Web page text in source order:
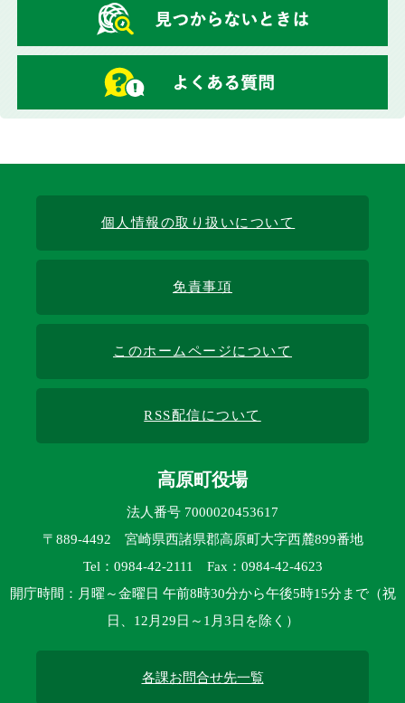
個人情報の取り扱いについて
免責事項
このホームページについて
RSS配信について
高原町役場
法人番号 7000020453617
〒889-4492 宮崎県西諸県郡高原町大字西麓899番地
Tel：0984-42-2111 Fax：0984-42-4623
開庁時間：月曜～金曜日 午前8時30分から午後5時15分まで（祝
日、12月29日～1月3日を除く）
各課お問合せ先一覧